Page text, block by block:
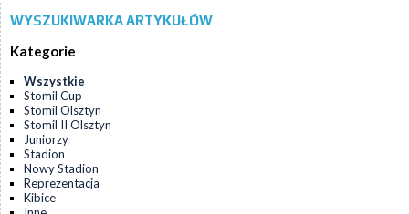
WYSZUKIWARKA ARTYKUŁÓW
Kategorie
Wszystkie
Stomil Cup
Stomil Olsztyn
Stomil II Olsztyn
Juniorzy
Stadion
Nowy Stadion
Reprezentacja
Kibice